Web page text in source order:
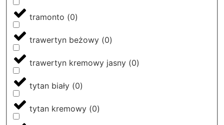
tramonto (0)
trawertyn beżowy (0)
trawertyn kremowy jasny (0)
tytan biały (0)
tytan kremowy (0)